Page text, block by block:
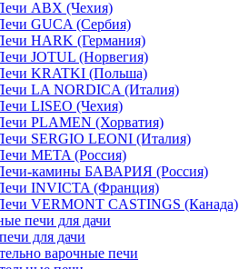
ABX (Чехия)
GUCA (Сербия)
HARK (Германия)
JOTUL (Норвегия)
KRATKI (Польша)
LA NORDICA (Италия)
LISEO (Чехия)
PLAMEN (Хорватия)
SERGIO LEONI (Италия)
META (Россия)
камины БАВАРИЯ (Россия)
INVICTA (Франция)
VERMONT CASTINGS (Канада)
печи для дачи
для дачи
варочные печи